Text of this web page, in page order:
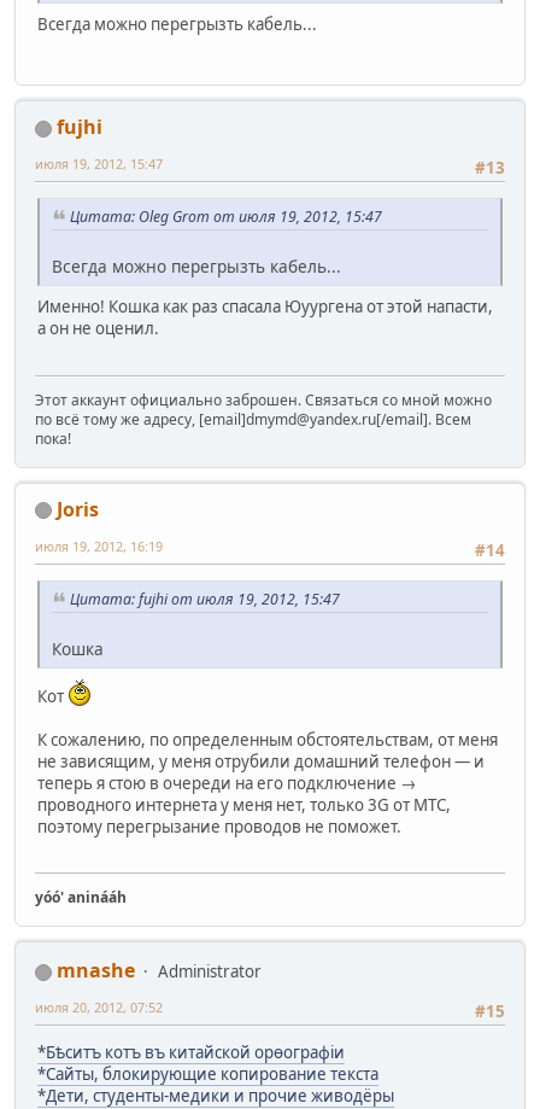
Всегда можно перегрызть кабель...
fujhi
#13
июля 19, 2012, 15:47
Цитата: Oleg Grom от июля 19, 2012, 15:47
Всегда можно перегрызть кабель...
Именно! Кошка как раз спасала Юуургена от этой напасти,
а он не оценил.
Этот аккаунт официально заброшен. Связаться со мной можно
по всё тому же адресу, [email]dmymd@yandex.ru[/email]. Всем
пока!
Joris
#14
июля 19, 2012, 16:19
Цитата: fujhi от июля 19, 2012, 15:47
Кошка
Кот
К сожалению, по определенным обстоятельствам, от меня
не зависящим, у меня отрубили домашний телефон — и
теперь я стою в очереди на его подключение →
проводного интернета у меня нет, только 3G от МТС,
поэтому перегрызание проводов не поможет.
yóó' aninááh
mnashe
Administrator
#15
июля 20, 2012, 07:52
*Бѣситъ котъ въ китайской орѳографіи
*Сайты, блокирующие копирование текста
*Дети, студенты-медики и прочие живодёры